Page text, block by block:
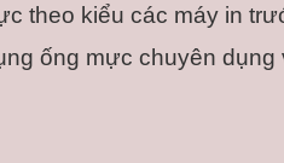
theo kiểu các máy in
ống mực chuyên dụng